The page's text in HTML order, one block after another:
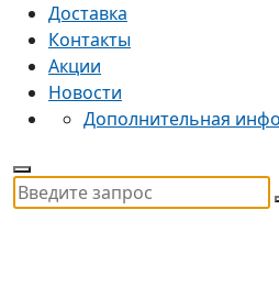
Доставка
Контакты
Акции
Новости
Дополнительная